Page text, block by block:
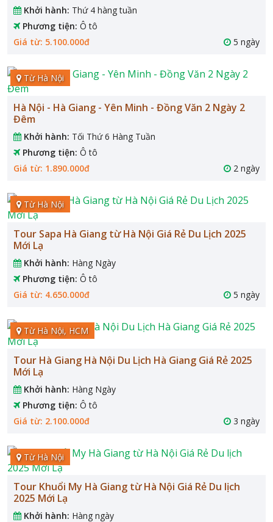
Khởi hành: Thứ 4 hàng tuần
Phương tiện: Ô tô
Giá từ: 5.100.000đ
5 ngày
Từ Hà Nội
Hà Nội - Hà Giang - Yên Minh - Đồng Văn 2 Ngày 2
Đêm
Khởi hành: Tối Thứ 6 Hàng Tuần
Phương tiện: Ô tô
Giá từ: 1.890.000đ
2 ngày
Từ Hà Nội
Tour Sapa Hà Giang từ Hà Nội Giá Rẻ Du Lịch 2025
Mới Lạ
Khởi hành: Hàng Ngày
Phương tiện: Ô tô
Giá từ: 4.650.000đ
5 ngày
Từ Hà Nội, HCM
Tour Hà Giang Hà Nội Du Lịch Hà Giang Giá Rẻ 2025
Mới Lạ
Khởi hành: Hàng Ngày
Phương tiện: Ô tô
Giá từ: 2.100.000đ
3 ngày
Từ Hà Nội
Tour Khuổi My Hà Giang từ Hà Nội Giá Rẻ Du lịch
2025 Mới Lạ
Khởi hành: Hàng ngày